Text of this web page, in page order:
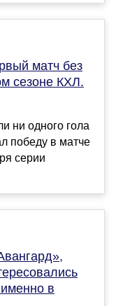
матч без
сезоне КХЛ.
ни одного гола
победу в матче
серии
в